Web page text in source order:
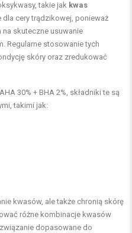
takie jak kwas
dla cery trądzikowej, ponieważ
na skuteczne usuwanie
Regularne stosowanie tych
skóry oraz zredukować
30% + BHA 2%, składniki te są
takimi jak:
kwasów, ale także chronią skórę
różne kombinacje kwasów
dopasowane do